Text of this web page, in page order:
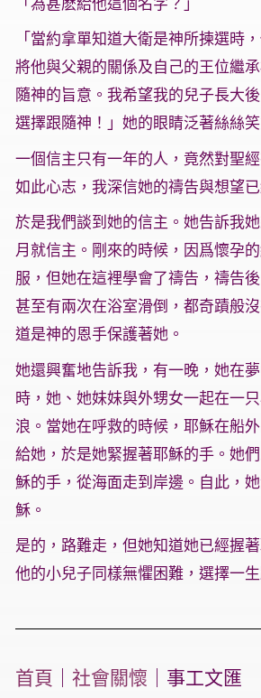
「當約拿單知道大衛是神所揀選時
將他與父親的關係及自己的王位繼
隨神的旨意。我希望我的兒子長大
選擇跟隨神！」她的眼睛泛著絲絲笑
一個信主只有一年的人，竟然對聖
如此心志，我深信她的禱告與想望
於是我們談到她的信主。她告訴我
月就信主。剛來的時候，因爲懷孕
服，但她在這裡學會了禱告，禱告
甚至有兩次在浴室滑倒，都奇蹟般
道是神的恩手保護著她。
她還興奮地告訴我，有一晚，她在
時，她、她妹妹與外甥女一起在一
浪。當她在呼救的時候，耶穌在船
給她，於是她緊握著耶穌的手。她
穌的手，從海面走到岸邊。自此，
穌。
是的，路難走，但她知道她已經握
他的小兒子同樣無懼困難，選擇一生
首頁 社會關懷 ｜事工文匯